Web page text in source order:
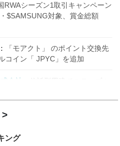
RWAシーズン1取引キャンペーン
$SAMSUNG対象、賞金総額
「モアクト」 のポイント交換先
コイン「 JPYC」を追加
会社
信託型円建てステーブル
ング